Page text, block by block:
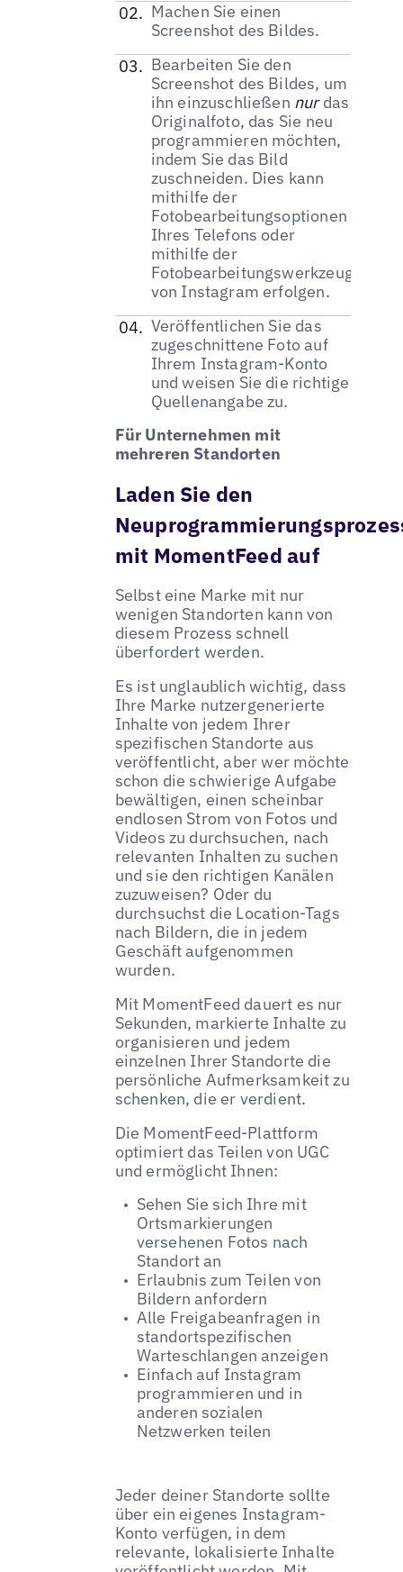
Machen Sie einen
Screenshot des Bildes.
Bearbeiten Sie den
Screenshot des Bildes, um
ihn einzuschließen nurdas
Originalfoto, das Sie neu
programmieren möchten,
indem Sie das Bild
zuschneiden. Dies kann
mithilfe der
Fotobearbeitungsoptionen
Ihres Telefons oder
mithilfe der
Fotobearbeitungswerkzeuge
von Instagram erfolgen.
Veröffentlichen Sie das
zugeschnittene Foto auf
Ihrem Instagram-Konto
und weisen Sie die richtige
Quellenangabe zu.
Für Unternehmen mit
mehreren Standorten
Laden Sie den
mit MomentFeed auf
Selbst eine Marke mit nur
wenigen Standorten kann von
diesem Prozess schnell
überfordert werden.
Es ist unglaublich wichtig, dass
Ihre Marke nutzergenerierte
Inhalte von jedem Ihrer
spezifischen Standorte aus
veröffentlicht, aber wer möchte
schon die schwierige Aufgabe
bewältigen, einen scheinbar
endlosen Strom von Fotos und
Videos zu durchsuchen, nach
relevanten Inhalten zu suchen
und sie den richtigen Kanälen
zuzuweisen? Oder du
durchsuchst die Location-Tags
nach Bildern, die in jedem
Geschäft aufgenommen
wurden.
Mit MomentFeed dauert es nur
Sekunden, markierte Inhalte zu
organisieren und jedem
einzelnen Ihrer Standorte die
persönliche Aufmerksamkeit zu
schenken, die er verdient.
Die MomentFeed-Plattform
optimiert das Teilen von UGC
und ermöglicht Ihnen:
Sehen Sie sich Ihre mit
Ortsmarkierungen
versehenen Fotos nach
Standort an
Erlaubnis zum Teilen von
Bildern anfordern
Alle Freigabeanfragen in
standortspezifischen
Warteschlangen anzeigen
Einfach auf Instagram
programmieren und in
anderen sozialen
Netzwerken teilen
Jeder deiner Standorte sollte
über ein eigenes Instagram-
Konto verfügen, in dem
relevante, lokalisierte Inhalte